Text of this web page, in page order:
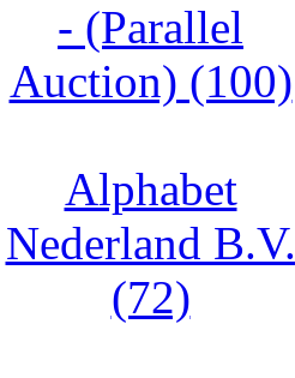
- (Parallel
Auction) (100)
Alphabet
Nederland B.V.
(72)